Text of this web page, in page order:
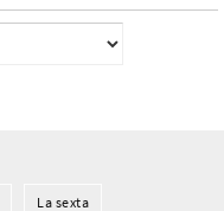
La sexta